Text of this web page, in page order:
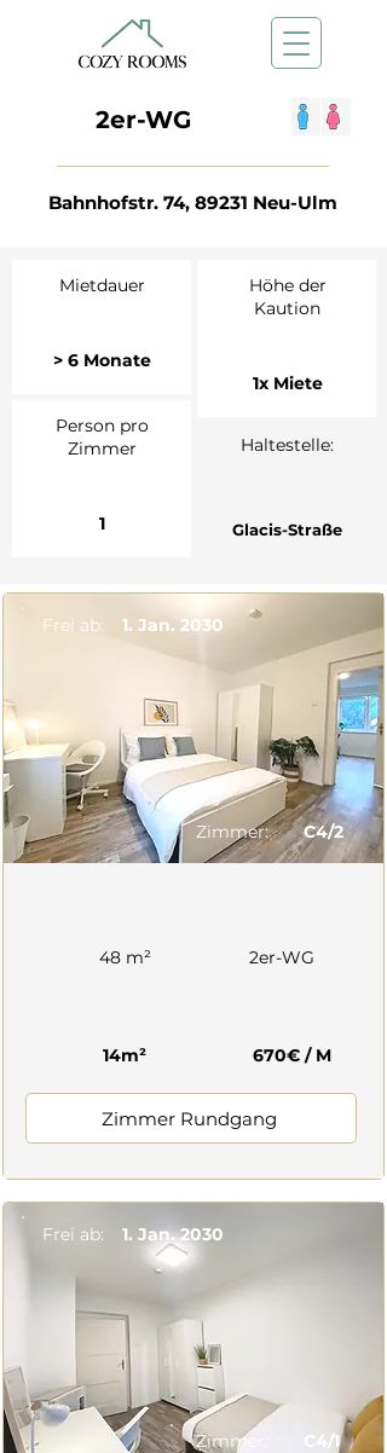
2er-WG
Bahnhofstr. 74, 89231 Neu-Ulm
Mietdauer
> 6 Monate
Person pro
Zimmer
1
Höhe der
Kaution
1x Miete
Haltestelle:
Glacis-Straße
Frei ab: 1. Jan. 2030
Zimmer: C4/2
48 m² 2er-WG
14m² 670€ / M
Zimmer Rundgang
Frei ab: 1. Jan. 2030
Zimmer: C4/1